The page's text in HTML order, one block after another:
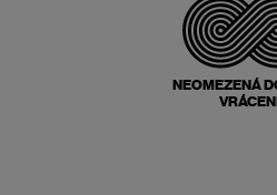
NEOMEZENÁ
VRÁCENÍ